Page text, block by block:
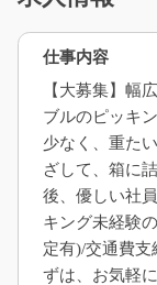
仕事内容
【大募集】幅
ブルのピッキ
少なく、重た
ざして、箱に
後、優しい社
キング未経験
定有)/交通費支
ずは、お気軽